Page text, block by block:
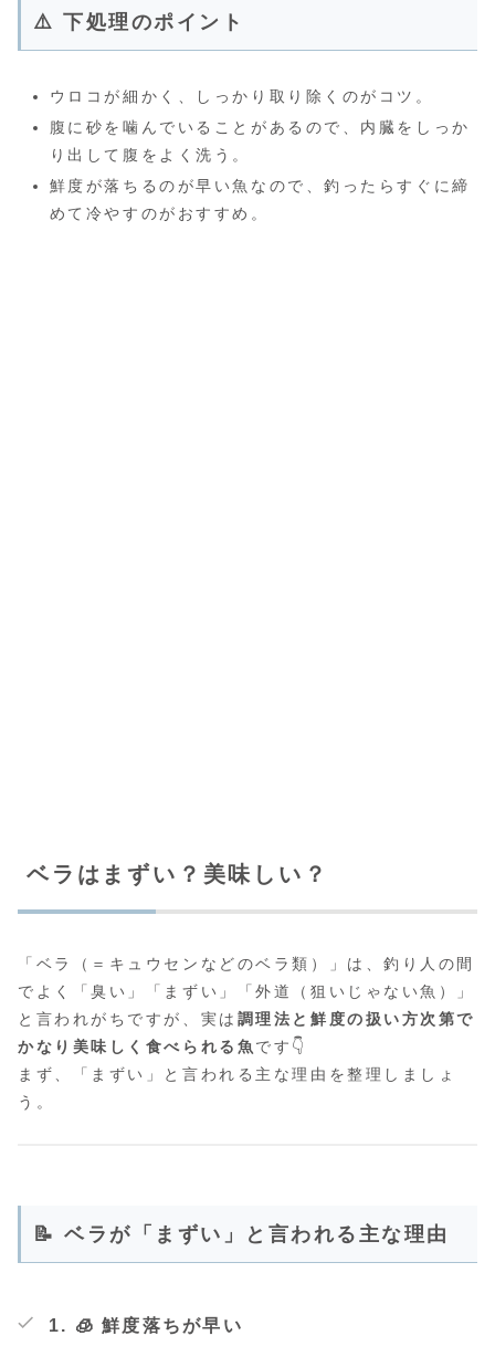
⚠️ 下処理のポイント
ウロコが細かく、しっかり取り除くのがコツ。
腹に砂を噛んでいることがあるので、内臓をしっか
り出して腹をよく洗う。
鮮度が落ちるのが早い魚なので、釣ったらすぐに締
めて冷やすのがおすすめ。
ベラはまずい？美味しい？
「ベラ（＝キュウセンなどのベラ類）」は、釣り人の間
でよく「臭い」「まずい」「外道（狙いじゃない魚）」
と言われがちですが、実は 調理法と鮮度の扱い方次第で
かなり美味しく食べられる魚 です👇
まず、「まずい」と言われる主な理由を整理しましょ
う。
📝 ベラが「まずい」と言われる主な理由
1. 🧊鮮度落ちが早い